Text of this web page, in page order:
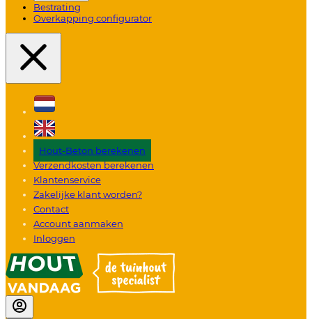
Bestrating
Overkapping configurator
Hout-Beton berekenen
Verzendkosten berekenen
Klantenservice
Zakelijke klant worden?
Contact
Account aanmaken
Inloggen